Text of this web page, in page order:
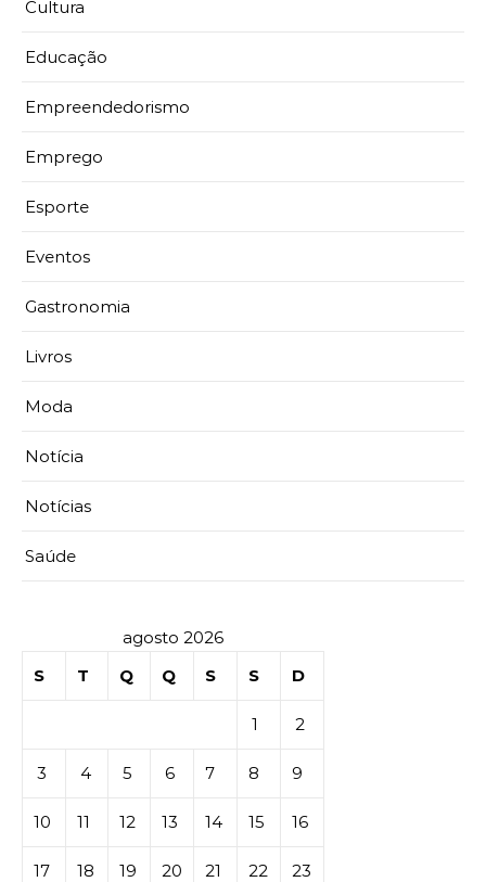
Cultura
Educação
Empreendedorismo
Emprego
Esporte
Eventos
Gastronomia
Livros
Moda
Notícia
Notícias
Saúde
agosto 2026
S
T Q Q S S D
1 2
3 4 5 6 7 8 9
10 11 12 13 14 15 16
17 18 19 20 21 22 23